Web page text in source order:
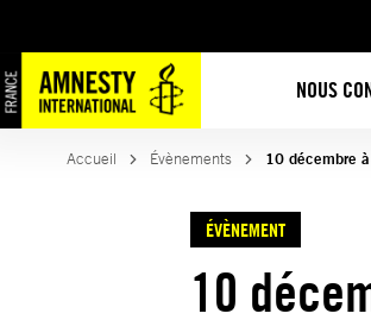
NOUS
Accueil Évènements 10 décembre
ÉVÈNEMENT
10